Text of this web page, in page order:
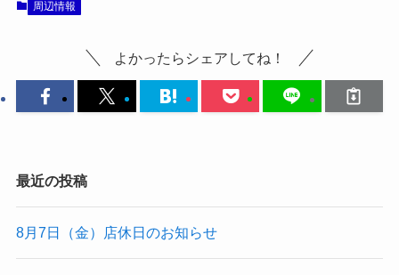
周辺情報
よかったらシェアしてね！
最近の投稿
8月7日（金）店休日のお知らせ